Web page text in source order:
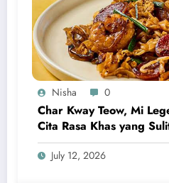
Nisha 0
Char Kway Teow, Mi
Cita Rasa Khas yang
July 12, 2026